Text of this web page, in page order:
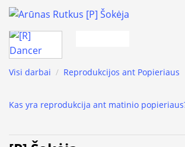
Visi darbai / Reprodukcijos ant Popieriaus
Kas yra reprodukcija ant matinio